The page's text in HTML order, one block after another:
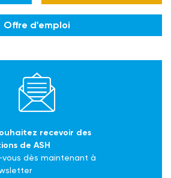
Offre d'emploi
recevoir des
de ASH
vous dès maintenant à